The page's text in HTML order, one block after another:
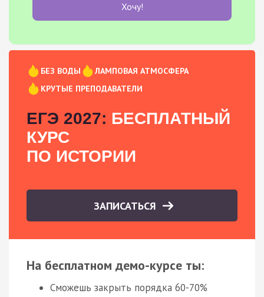
Хочу!
БЕЗ ВОДЫ
ЛАМПОВАЯ АТМОСФЕРА
КРУТЫЕ ПРЕПОДАВАТЕЛИ
ЕГЭ 2027: БЕСПЛАТНЫЙ
КУРС
ПО ИСТОРИИ
ЗАПИСАТЬСЯ
На бесплатном демо-курсе ты:
Сможешь закрыть порядка 60-70%